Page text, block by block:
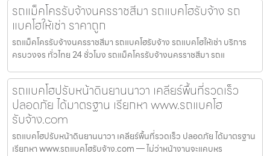
รถแม็คโครรับจ้างนครราชสีมา รถแบคโฮรับจ้าง รถ
แบคโฮให้เช่า ราคาถูก
รถแม็คโครรับจ้างนครราชสีมา รถแบคโฮรับจ้าง รถแบคโฮให้เช่า บริการ
ครบวงจร ทั่วไทย 24 ชั่วโมง รถแม็คโครรับจ้างนครราชสีมา รถแ
รถแบคโฮปรับหน้าดินยานนาวา เคลียร์พื้นที่รวดเร็ว
ปลอดภัย ได้มาตรฐาน เรียกหา www.รถแบคโฮ
รับจ้าง.com
รถแบคโฮปรับหน้าดินยานนาวา เคลียร์พื้นที่รวดเร็ว ปลอดภัย ได้มาตรฐาน
เรียกหา www.รถแบคโฮรับจ้าง.com — ไม่ว่าหน้างานจะแคบหร